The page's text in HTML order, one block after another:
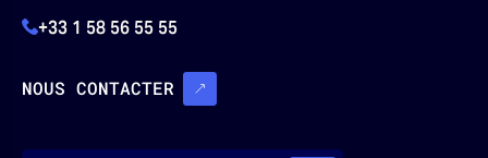
+33 1 58 56 55 55
NOUS CONTACTER